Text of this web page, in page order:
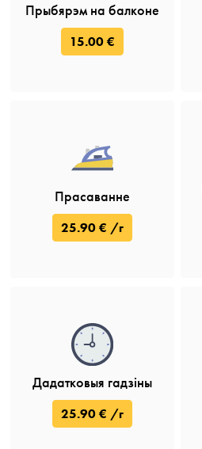
Прыбярэм на балконе
15.00 €
Прасаванне
25.90 € /г
Дадатковыя гадзіны
25.90 € /г